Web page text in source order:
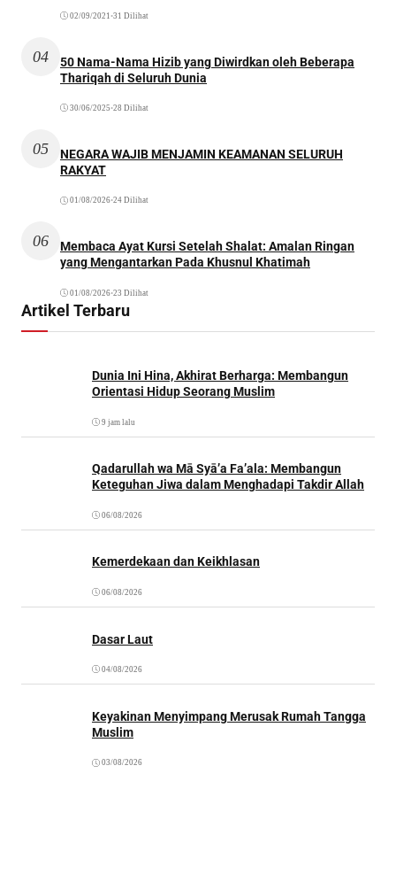
02/09/2021 •31 Dilihat
04
50 Nama-Nama Hizib yang Diwirdkan oleh Beberapa
Thariqah di Seluruh Dunia
30/06/2025 •28 Dilihat
05
NEGARA WAJIB MENJAMIN KEAMANAN SELURUH
RAKYAT
01/08/2026•24 Dilihat
06
Membaca Ayat Kursi Setelah Shalat: Amalan Ringan
yang Mengantarkan Pada Khusnul Khatimah
01/08/2026•23 Dilihat
Artikel Terbaru
Dunia Ini Hina, Akhirat Berharga: Membangun
Orientasi Hidup Seorang Muslim
9 jam lalu
Qadarullah wa Mā Syā’a Fa’ala: Membangun
Keteguhan Jiwa dalam Menghadapi Takdir Allah
06/08/2026
Kemerdekaan dan Keikhlasan
06/08/2026
Dasar Laut
04/08/2026
Keyakinan Menyimpang Merusak Rumah Tangga
Muslim
03/08/2026